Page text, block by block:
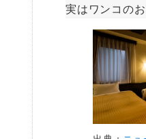
実はワンコの